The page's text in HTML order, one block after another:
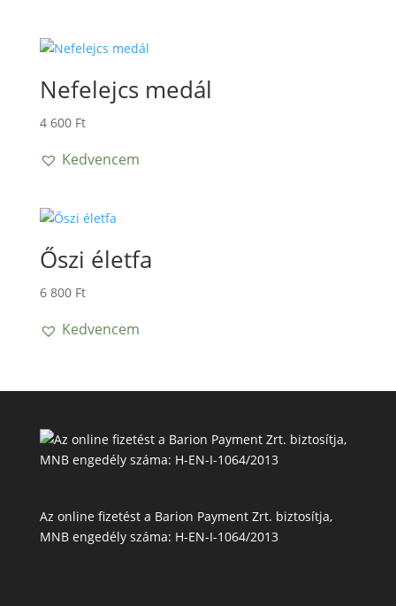
Nefelejcs medál
4 600 Ft
Kedvencem
Őszi életfa
6 800 Ft
Kedvencem
Az online fizetést a Barion Payment Zrt. biztosítja,
MNB engedély száma: H-EN-I-1064/2013